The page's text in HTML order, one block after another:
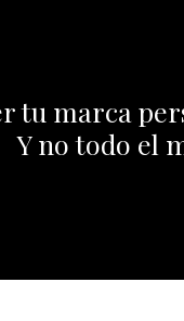
tu marca
Y no todo el